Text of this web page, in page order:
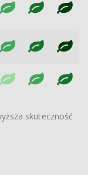
skuteczność